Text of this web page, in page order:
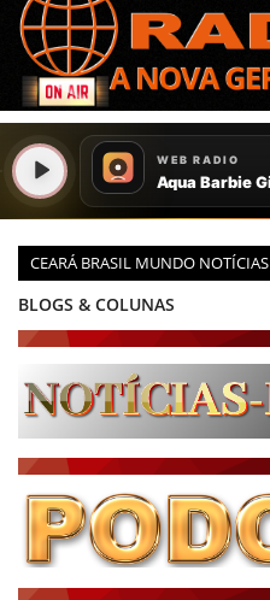
CEARÁ BRASIL MUNDO NOTÍCIAS
BLOGS & COLUNAS
PODCAST - PONTO DE VISTA
ÚLTIMAS NOTÍCIAS
NOTÍCIAS TAMBÉM NA TELA
BRASIL MUNDO AO VIVO
CEARÁ BRASIL MUNDO 1
BRASIL DE FATO
NOTÍCIAS GERAIS
CONECTE-SE
REGISTO